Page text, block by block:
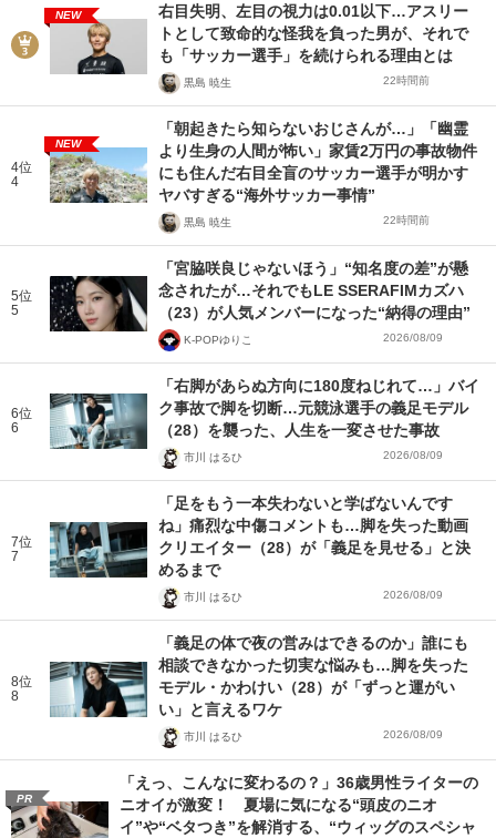
NEW
右目失明、左目の視力は0.01以下…アスリー
トとして致命的な怪我を負った男が、それで
も「サッカー選手」を続けられる理由とは
黒島 暁生 22時間前
4位
4
NEW
「朝起きたら知らないおじさんが…」「幽霊
より生身の人間が怖い」家賃2万円の事故物件
にも住んだ右目全盲のサッカー選手が明かす
ヤバすぎる“海外サッカー事情”
黒島 暁生 22時間前
5位
5
「宮脇咲良じゃないほう」“知名度の差”が懸
念されたが…それでもLE SSERAFIMカズハ
（23）が人気メンバーになった“納得の理由”
K-POPゆりこ 2026/08/09
6位
6
「右脚があらぬ方向に180度ねじれて…」バイ
ク事故で脚を切断…元競泳選手の義足モデル
（28）を襲った、人生を一変させた事故
市川 はるひ 2026/08/09
7位
7
「足をもう一本失わないと学ばないんです
ね」痛烈な中傷コメントも…脚を失った動画
クリエイター（28）が「義足を見せる」と決
めるまで
市川 はるひ 2026/08/09
8位
8
「義足の体で夜の営みはできるのか」誰にも
相談できなかった切実な悩みも…脚を失った
モデル・かわけい（28）が「ずっと運がい
い」と言えるワケ
市川 はるひ 2026/08/09
PR
「えっ、こんなに変わるの？」36歳男性ライターの
ニオイが激変！ 夏場に気になる“頭皮のニオ
イ”や“ベタつき”を解消する、“ウィッグのスペシャ